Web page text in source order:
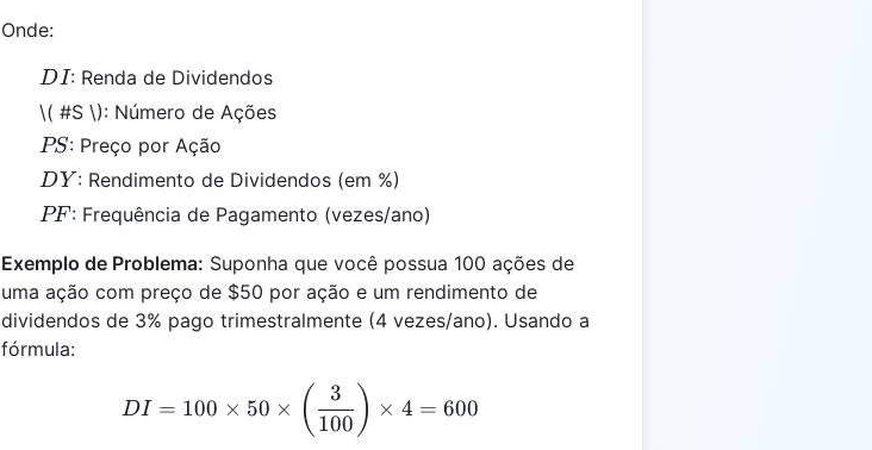
Onde:
DI
DI: Renda de Dividendos
\( #S \): Número de Ações
PS
PS: Preço por Ação
DY
DY : Rendimento de Dividendos (em %)
PF
PF : Frequência de Pagamento (vezes/ano)
Exemplo de Problema: Suponha que você possua 100 ações de
uma ação com preço de $50 por ação e um rendimento de
dividendos de 3% pago trimestralmente (4 vezes/ano). Usando a
fórmula:
DI = 100 \times 50 \times \left(\frac{3}{100}\right)
DI = 100 × 50 × ( 100
3 ) × 4 = 600